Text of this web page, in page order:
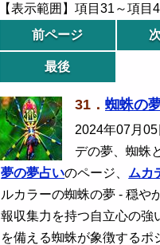
【表示範囲】項目31～項目
前ページ
最後
31． 蜘蛛の
2024年07月05
デの夢、蜘蛛
夢の夢占いのページ、 ムカ
ルカラーの蜘蛛の夢 - 穏や
報収集力を持つ自立心の強
を備える蜘蛛が象徴する